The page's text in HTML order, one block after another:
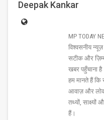
Deepak Kankar
MP TODAY
विश्वसनीय
सटीक और
खबर पहुँचाना
हम मानते हैं कि
आवाज़ और
तथ्यों,
हैं।